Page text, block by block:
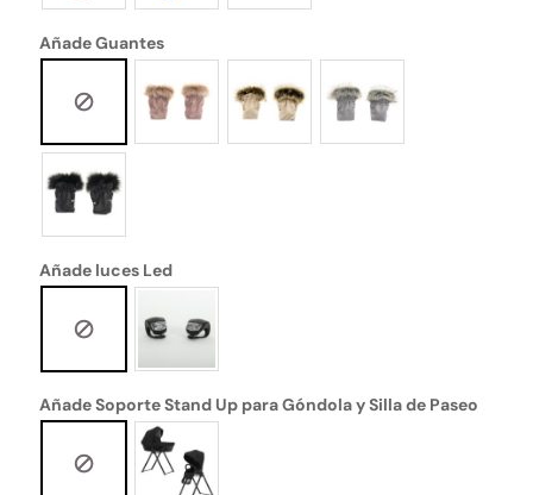
Añade Guantes
Añade luces Led
Añade Soporte Stand Up para Góndola y Silla de Paseo